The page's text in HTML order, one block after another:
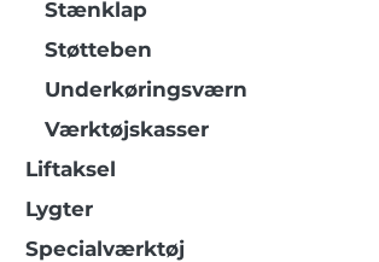
Stænklap
Støtteben
Underkøringsværn
Værktøjskasser
Liftaksel
Lygter
Specialværktøj